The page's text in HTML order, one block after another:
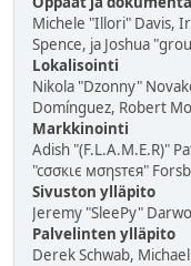
Michele "Illori" Davis,
Spence, ja Joshua
Lokalisointi
Nikola "Dzonny"
Domínguez, Robert
Markkinointi
Adish "(F.L.A.M.E.R)"
"cσσкιє мσηѕтєя"
Sivuston ylläpito
Jeremy "SleePy"
Palvelinten ylläpito
Derek Schwab,